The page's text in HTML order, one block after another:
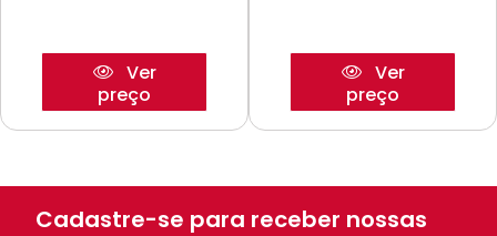
Ver
preço
Ver
preço
Cadastre-se para receber nossas